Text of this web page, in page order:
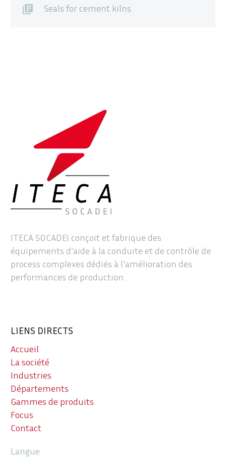
Seals for cement kilns
ITECA SOCADEI conçoit et fabrique des
équipements d’aide à la conduite et de contrôle de
process complexes dédiés à l’amélioration des
performances de production.
LIENS DIRECTS
Accueil
La société
Industries
Départements
Gammes de produits
Focus
Contact
Langue